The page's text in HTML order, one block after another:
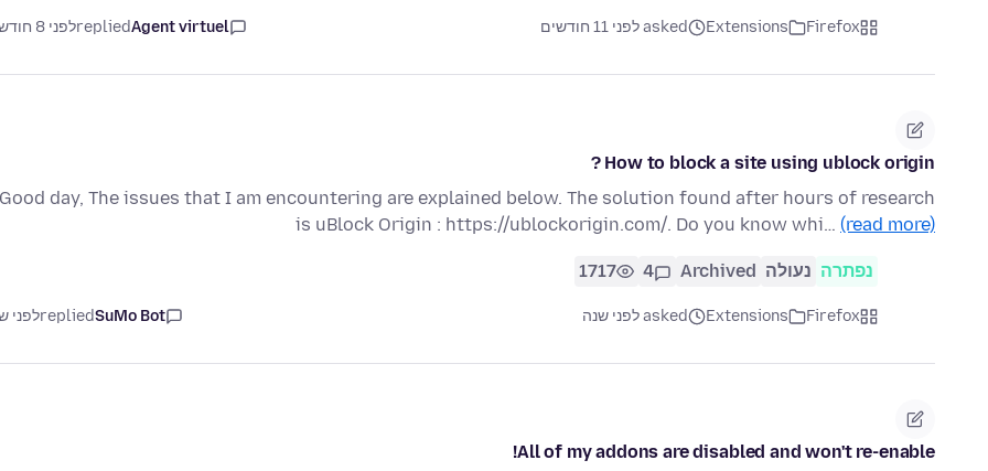
Firefox
Extensions asked לפני 11 חודשים Agent virtuel
repliedלפני 8 חודשים
How to block a site using ublock origin ?
Good day, The issues that I am encountering are explained below. The solution found after hours of research
is uBlock Origin : https://ublockorigin.com/. Do you know whi… (read more)
נפתרה נעולה Archived
4
1717
Firefox
Extensions asked לפני שנה SuMo Bot
repliedלפני
All of my addons are disabled and won't re-enable!